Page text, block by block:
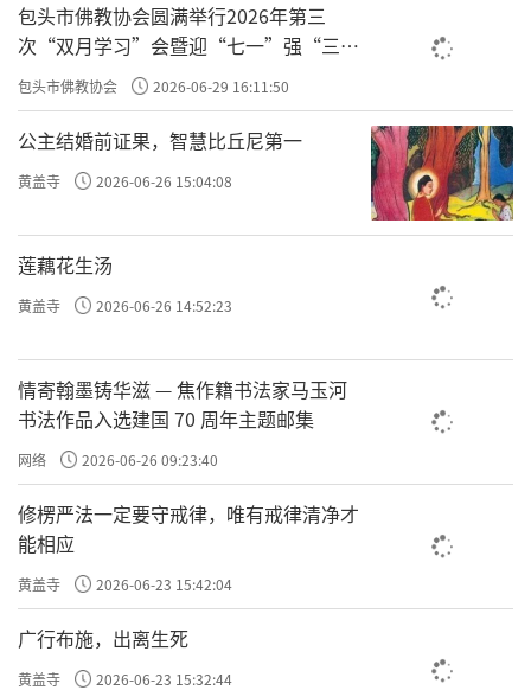
这幅《竹林大士图》不仅是夏昶画作中的瑰
宝，也是观音菩萨画像中的经典之作。它以竹
子的坚韧和观音的慈悲为人们展现了一种独特
的审美体验，让人在欣赏画作的同时，也能感
受到一种心灵的宁静与平和。
包头市佛教协会圆满举行2026年第三
次“双月学习”会暨迎“七一”强“三
爱”主题书画笔会
包头市佛教协会 2026-06-29 16:11:50
公主结婚前证果，智慧比丘尼第一
黄盖寺 2026-06-26 15:04:08
莲藕花生汤
黄盖寺 2026-06-26 14:52:23
情寄翰墨铸华滋 — 焦作籍书法家马玉河
书法作品入选建国 70 周年主题邮集
网络 2026-06-26 09:23:40
修楞严法一定要守戒律，唯有戒律清净才
能相应
黄盖寺 2026-06-23 15:42:04
广行布施，出离生死
黄盖寺 2026-06-23 15:32:44